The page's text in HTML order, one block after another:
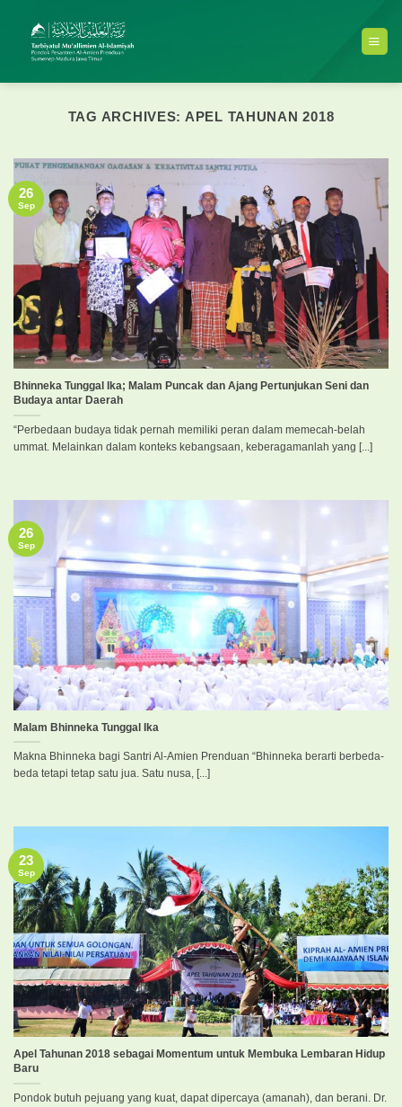
content
TAG ARCHIVES: APEL TAHUNAN 2018
Bhinneka Tunggal Ika; Malam Puncak dan Ajang Pertunjukan Seni dan
Budaya antar Daerah
“Perbedaan budaya tidak pernah memiliki peran dalam memecah-belah
ummat. Melainkan dalam konteks kebangsaan, keberagamanlah yang [...]
26
Sep
Malam Bhinneka Tunggal Ika
Makna Bhinneka bagi Santri Al-Amien Prenduan “Bhinneka berarti berbeda-
beda tetapi tetap satu jua. Satu nusa, [...]
26
Sep
Apel Tahunan 2018 sebagai Momentum untuk Membuka Lembaran Hidup
Baru
Pondok butuh pejuang yang kuat, dapat dipercaya (amanah), dan berani. Dr.
23
Sep